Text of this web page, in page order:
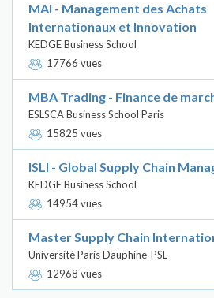
MAI - Management des Achats
Internationaux et Innovation
KEDGE Business School
17766 vues
MBA Trading - Finance de
ESLSCA Business School Paris
15825 vues
ISLI - Global Supply Chain
KEDGE Business School
14954 vues
Master Supply Chain
Université Paris Dauphine-PSL
12968 vues